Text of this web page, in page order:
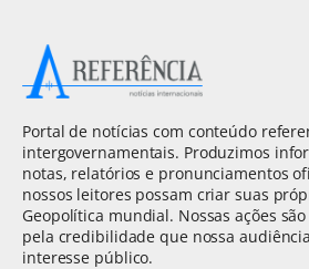
Portal de notícias com conteúdo
intergovernamentais. Produzimos
notas, relatórios e pronunciamentos
nossos leitores possam criar suas
Geopolítica mundial. Nossas ações
pela credibilidade que nossa
interesse público.